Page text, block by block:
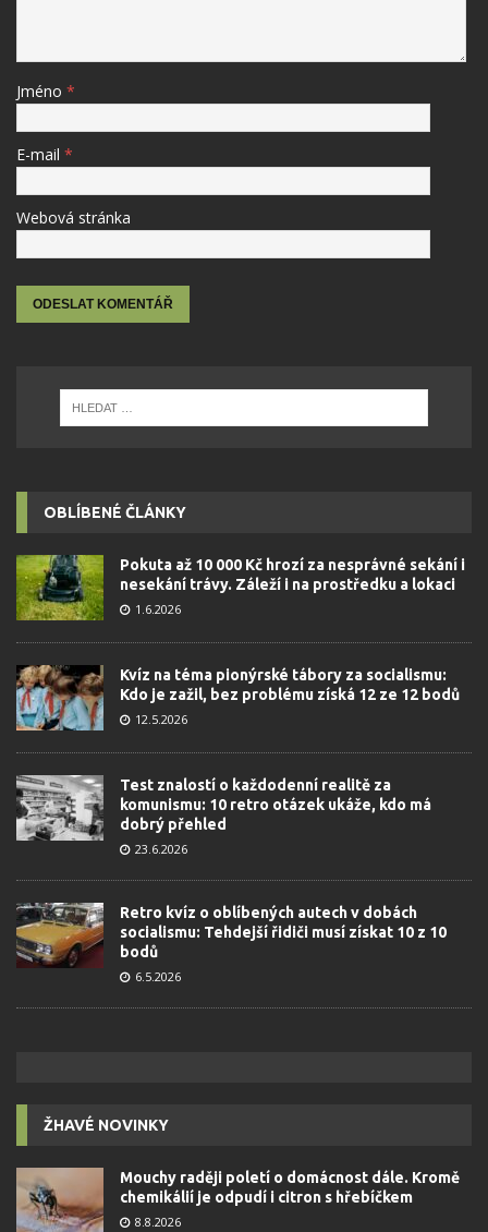
Jméno *
E-mail *
Webová stránka
OBLÍBENÉ ČLÁNKY
Pokuta až 10 000 Kč hrozí za nesprávné sekání i
nesekání trávy. Záleží i na prostředku a lokaci
1.6.2026
Kvíz na téma pionýrské tábory za socialismu:
Kdo je zažil, bez problému získá 12 ze 12 bodů
12.5.2026
Test znalostí o každodenní realitě za
komunismu: 10 retro otázek ukáže, kdo má
dobrý přehled
23.6.2026
Retro kvíz o oblíbených autech v dobách
socialismu: Tehdejší řidiči musí získat 10 z 10
bodů
6.5.2026
ŽHAVÉ NOVINKY
Mouchy raději poletí o domácnost dále. Kromě
chemikálií je odpudí i citron s hřebíčkem
8.8.2026